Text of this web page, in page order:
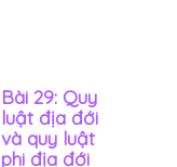
Bài 29: Quy
luật địa đới
và quy luật
phi địa đới